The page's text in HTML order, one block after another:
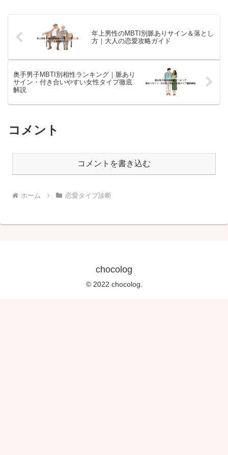
年上男性のMBTI別脈ありサイン＆落とし
方｜大人の恋愛攻略ガイド
奥手男子MBTI別相性ランキング｜脈あり
サイン・付き合いやすい女性タイプ徹底
解説
コメント
コメントを書き込む
ホーム 恋愛タイプ診断
chocolog
© 2022 chocolog.